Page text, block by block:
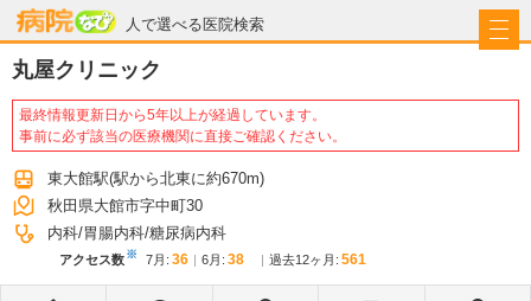
人で選べる医院検索
病院なび
丸屋クリニック
最終情報更新日から5年以上が経過しています。
事前に必ず該当の医療機関に直接ご確認ください。
東大館駅(駅から北東に約670m)
秋田県大館市字中町30
内科 胃腸内科 糖尿病内科
アクセス数※ 7月 : 36 6月 : 38 過去12ヶ月: 561